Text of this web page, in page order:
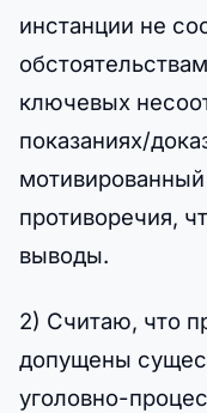
инстанции не
ключевых
показаниях/
противоречия,
выводы.
2) Считаю, что
допущены
уголовно-